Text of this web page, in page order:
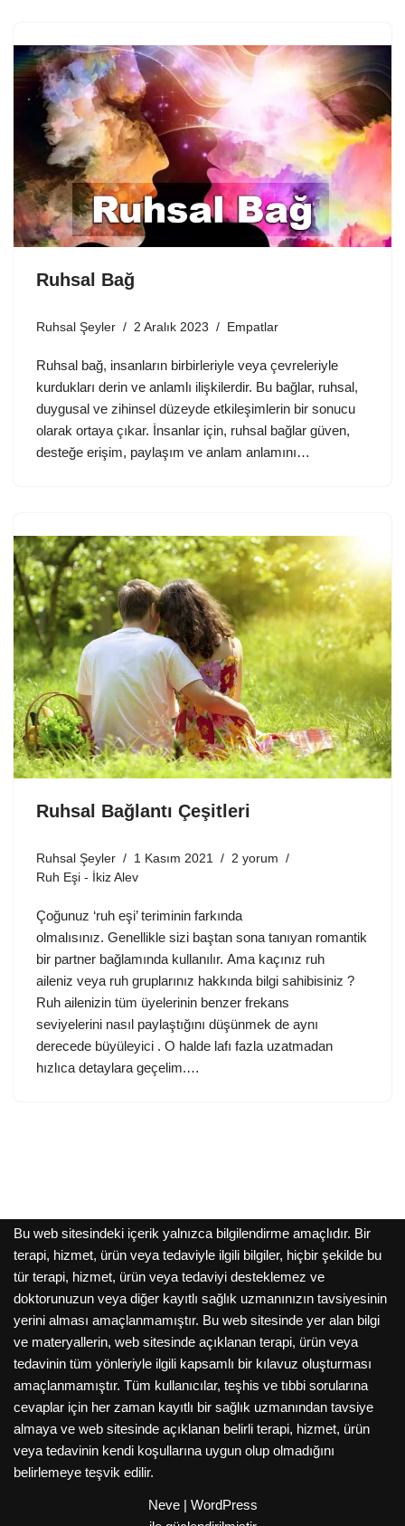
Ruhsal Bağ
Ruhsal Şeyler 2 Aralık 2023 Empatlar
Ruhsal bağ, insanların birbirleriyle veya çevreleriyle
kurdukları derin ve anlamlı ilişkilerdir. Bu bağlar, ruhsal,
duygusal ve zihinsel düzeyde etkileşimlerin bir sonucu
olarak ortaya çıkar. İnsanlar için, ruhsal bağlar güven,
desteğe erişim, paylaşım ve anlam anlamını…
Ruhsal Bağlantı Çeşitleri
Ruhsal Şeyler 1 Kasım 2021
2 yorum
Ruh Eşi - İkiz Alev
Çoğunuz ‘ruh eşi’ teriminin farkında
olmalısınız. Genellikle sizi baştan sona tanıyan romantik
bir partner bağlamında kullanılır. Ama kaçınız ruh
aileniz veya ruh gruplarınız hakkında bilgi sahibisiniz ?
Ruh ailenizin tüm üyelerinin benzer frekans
seviyelerini nasıl paylaştığını düşünmek de aynı
derecede büyüleyici . O halde lafı fazla uzatmadan
hızlıca detaylara geçelim.…
Bu web sitesindeki içerik yalnızca bilgilendirme amaçlıdır. Bir
terapi, hizmet, ürün veya tedaviyle ilgili bilgiler, hiçbir şekilde bu
tür terapi, hizmet, ürün veya tedaviyi desteklemez ve
doktorunuzun veya diğer kayıtlı sağlık uzmanınızın tavsiyesinin
yerini alması amaçlanmamıştır. Bu web sitesinde yer alan bilgi
ve materyallerin, web sitesinde açıklanan terapi, ürün veya
tedavinin tüm yönleriyle ilgili kapsamlı bir kılavuz oluşturması
amaçlanmamıştır. Tüm kullanıcılar, teşhis ve tıbbi sorularına
cevaplar için her zaman kayıtlı bir sağlık uzmanından tavsiye
almaya ve web sitesinde açıklanan belirli terapi, hizmet, ürün
veya tedavinin kendi koşullarına uygun olup olmadığını
belirlemeye teşvik edilir.
Neve| WordPress